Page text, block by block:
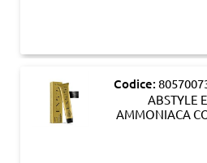
Codice:
ABSTYLE
AMMONIACA